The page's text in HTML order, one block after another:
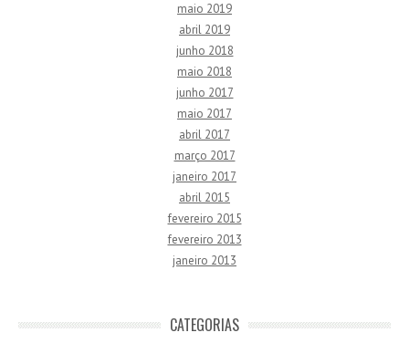
maio 2019
abril 2019
junho 2018
maio 2018
junho 2017
maio 2017
abril 2017
março 2017
janeiro 2017
abril 2015
fevereiro 2015
fevereiro 2013
janeiro 2013
CATEGORIAS